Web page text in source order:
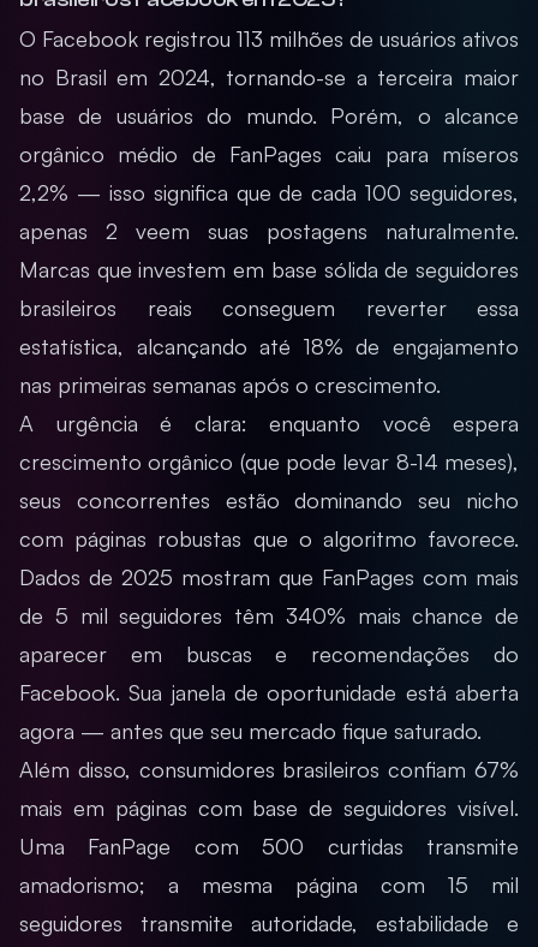
O Facebook registrou 113 milhões de usuários ativos
no Brasil em 2024, tornando-se a terceira maior
base de usuários do mundo. Porém, o alcance
orgânico médio de FanPages caiu para míseros
2,2% — isso significa que de cada 100 seguidores,
apenas 2 veem suas postagens naturalmente.
Marcas que investem em base sólida de seguidores
brasileiros reais conseguem reverter essa
estatística, alcançando até 18% de engajamento
nas primeiras semanas após o crescimento.
A urgência é clara: enquanto você espera
crescimento orgânico (que pode levar 8-14 meses),
seus concorrentes estão dominando seu nicho
com páginas robustas que o algoritmo favorece.
Dados de 2025 mostram que FanPages com mais
de 5 mil seguidores têm 340% mais chance de
aparecer em buscas e recomendações do
Facebook. Sua janela de oportunidade está aberta
agora — antes que seu mercado fique saturado.
Além disso, consumidores brasileiros confiam 67%
mais em páginas com base de seguidores visível.
Uma FanPage com 500 curtidas transmite
amadorismo; a mesma página com 15 mil
seguidores transmite autoridade, estabilidade e